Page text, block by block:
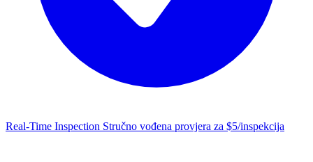
Real-Time Inspection Stručno vođena provjera za $5/inspekcija